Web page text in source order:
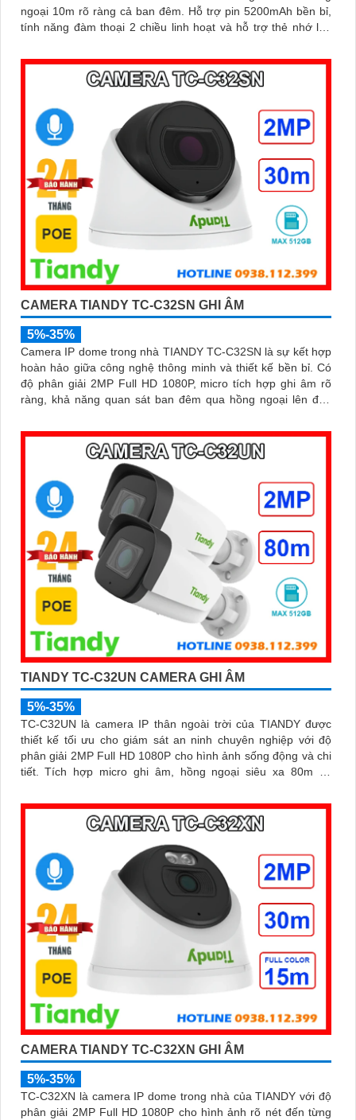
ngoại 10m rõ ràng cả ban đêm. Hỗ trợ pin 5200mAh bền bỉ,
tính năng đàm thoại 2 chiều linh hoạt và hỗ trợ thẻ nhớ lên
CAMERA TIANDY TC-C32SN GHI ÂM
5%-35%
Camera IP dome trong nhà TIANDY TC-C32SN là sự kết hợp
hoàn hảo giữa công nghệ thông minh và thiết kế bền bỉ. Có
độ phân giải 2MP Full HD 1080P, micro tích hợp ghi âm rõ
ràng, khả năng quan sát ban đêm qua hồng ngoại lên đến
nhu cầu giám sát liên tục và chất lượng cao, hỗ trợ POE đạt
chuẩn IP66 chống bụi nước vỏ kim loại chắc chắn
TIANDY TC-C32UN CAMERA GHI ÂM
5%-35%
TC-C32UN là camera IP thân ngoài trời của TIANDY được
thiết kế tối ưu cho giám sát an ninh chuyên nghiệp với độ
phân giải 2MP Full HD 1080P cho hình ảnh sống động và chi
tiết. Tích hợp micro ghi âm, hồng ngoại siêu xa 80m và
trong mọi điều kiện thời tiết
CAMERA TIANDY TC-C32XN GHI ÂM
5%-35%
TC-C32XN là camera IP dome trong nhà của TIANDY với độ
phân giải 2MP Full HD 1080P cho hình ảnh rõ nét đến từng